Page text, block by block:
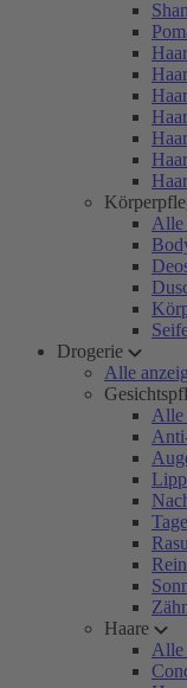
Alle
Drogerie
Alle
Alle
Haare
Alle